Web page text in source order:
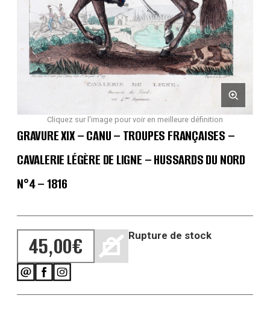
Cliquez sur l'image pour voir en meilleure définition
GRAVURE XIX – CANU – TROUPES FRANÇAISES –
CAVALERIE LÉGÈRE DE LIGNE – HUSSARDS DU NORD
N°4 – 1816
45,00€ Rupture de stock